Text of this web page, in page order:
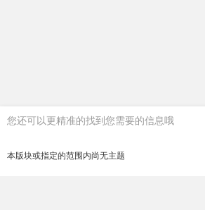
您还可以更精准的找到您需要的信息哦
本版块或指定的范围内尚无主题